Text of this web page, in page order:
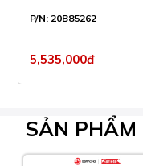
P/N: 20B85262
5,535,000đ
SẢN PHẨM